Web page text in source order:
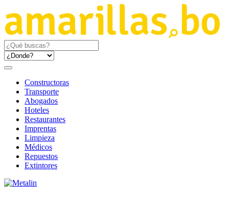
Constructoras
Transporte
Abogados
Hoteles
Restaurantes
Imprentas
Limpieza
Médicos
Repuestos
Extintores